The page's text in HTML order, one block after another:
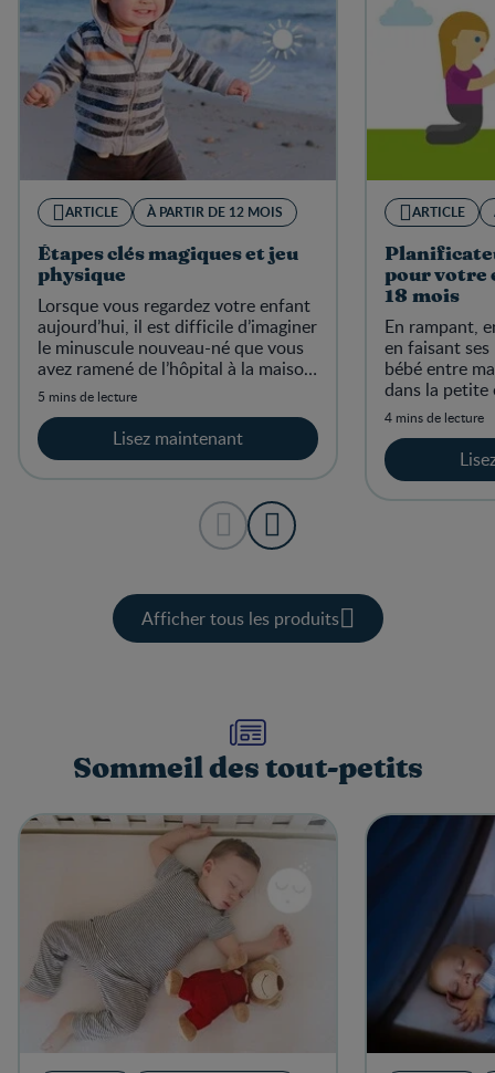
ARTICLE À PARTIR DE 12 MOIS
Étapes clés magiques et jeu
physique
Lorsque vous regardez votre enfant
aujourd’hui, il est difficile d’imaginer
le minuscule nouveau-né que vous
avez ramené de l’hôpital à la maison
et qui ne faisait pas grand-chose à
5 mins de lecture
Lisez maintenant
ARTICLE
pour votre
18 mois
En rampant,
en faisant
bébé entre
dans la petite
plus actif et
4 mins de lecture
Afficher tous les produits
Sommeil des tout-petits